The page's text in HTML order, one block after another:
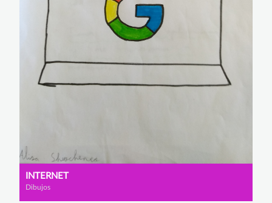
INTERNET
Dibujos